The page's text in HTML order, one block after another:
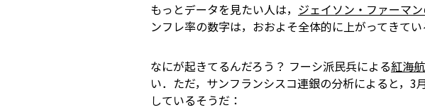
もっとデータを見たい人は， ジェイソン・ファーマ
ンフレ率の数字は，おおよそ全体的に上がってきてい
なにが起きてるんだろう？ フーシ派民兵による紅海
い．ただ，サンフランシスコ連銀の分析によると，
しているそうだ：